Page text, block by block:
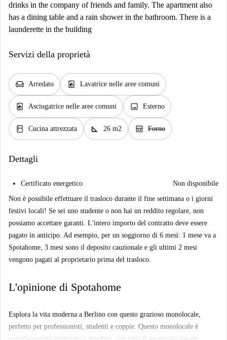
drinks in the company of friends and family. The apartment also
has a dining table and a rain shower in the bathroom. There is a
launderette in the building
Servizi della proprietà
chair Arredato local_laundry_service Lavatrice nelle aree comuni
local_laundry_service Asciugatrice nelle aree comuni image Esterno
kitchen Cucina attrezzata square_foot 26 m2 oven_gen Forno
Dettagli
Certificato energetico
Non disponibile
Non è possibile effettuare il trasloco durante il fine settimana o i giorni
festivi locali! Se sei uno studente o non hai un reddito regolare, non
possiamo accettare garanti. L'intero importo del contratto deve essere
pagato in anticipo. Ad esempio, per un soggiorno di 6 mesi: 1 mese va a
Spotahome, 3 mesi sono il deposito cauzionale e gli ultimi 2 mesi
vengono pagati al proprietario prima del trasloco.
L'opinione di Spotahome
Esplora la vita moderna a Berlino con questo grazioso monolocale,
perfetto per professionisti, studenti e coppie. Questo monolocale è